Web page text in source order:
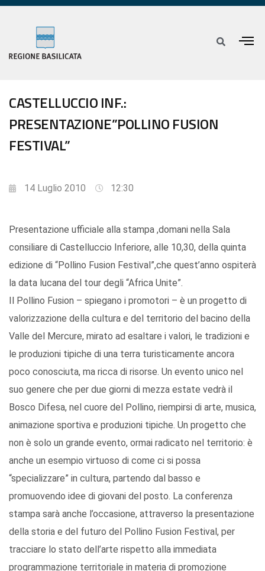
CASTELLUCCIO INF.:
PRESENTAZIONE”POLLINO FUSION
FESTIVAL”
14 Luglio 2010 12:30
Presentazione ufficiale alla stampa ,domani nella Sala
consiliare di Castelluccio Inferiore, alle 10,30, della quinta
edizione di “Pollino Fusion Festival”,che quest’anno ospiterà
la data lucana del tour degli “Africa Unite”.
Il Pollino Fusion – spiegano i promotori – è un progetto di
valorizzazione della cultura e del territorio del bacino della
Valle del Mercure, mirato ad esaltare i valori, le tradizioni e
le produzioni tipiche di una terra turisticamente ancora
poco conosciuta, ma ricca di risorse. Un evento unico nel
suo genere che per due giorni di mezza estate vedrà il
Bosco Difesa, nel cuore del Pollino, riempirsi di arte, musica,
animazione sportiva e produzioni tipiche. Un progetto che
non è solo un grande evento, ormai radicato nel territorio: è
anche un esempio virtuoso di come ci si possa
“specializzare” in cultura, partendo dal basso e
promuovendo idee di giovani del posto. La conferenza
stampa sarà anche l’occasione, attraverso la presentazione
della storia e del futuro del Pollino Fusion Festival, per
tracciare lo stato dell’arte rispetto alla immediata
programmazione territoriale in materia di promozione